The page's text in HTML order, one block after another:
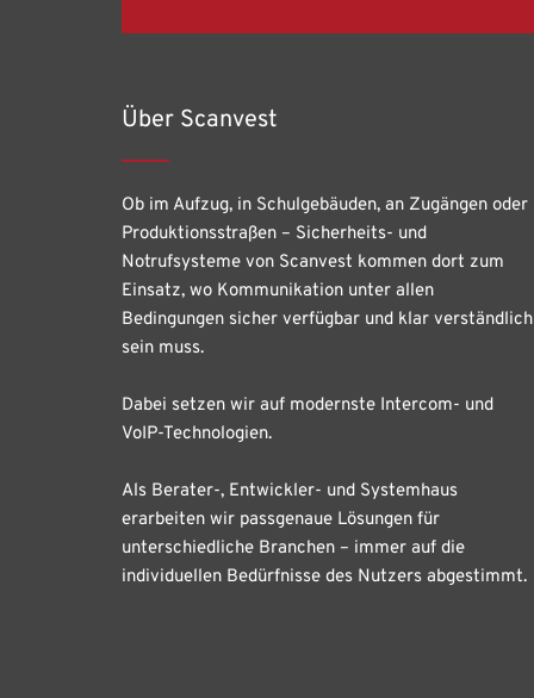
Über Scanvest
Ob im Aufzug, in Schulgebäuden, an Zugängen oder
Produktionsstraßen – Sicherheits- und
Notrufsysteme von Scanvest kommen dort zum
Einsatz, wo Kommunikation unter allen
Bedingungen sicher verfügbar und klar verständlich
sein muss.
Dabei setzen wir auf modernste Intercom- und
VoIP-Technologien.
Als Berater-, Entwickler- und Systemhaus
erarbeiten wir passgenaue Lösungen für
unterschiedliche Branchen – immer auf die
individuellen Bedürfnisse des Nutzers abgestimmt.